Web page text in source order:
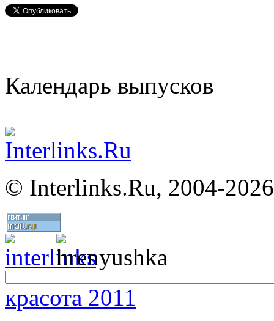
Календарь выпусков
© Interlinks.Ru, 2004-2026
красота 2011